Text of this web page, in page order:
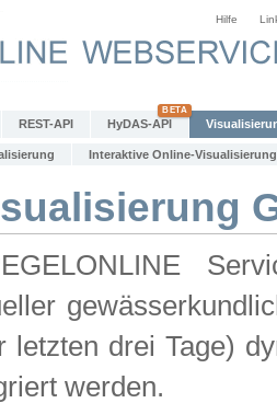
Hilfe
REST-API HyDAS-API
Interaktive Online-Visualisierung
letzten drei Tage)
werden.